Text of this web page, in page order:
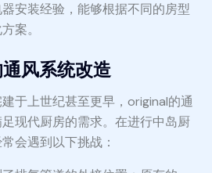
安装经验，能够根据不同的房型
案。
风系统改造
于上世纪甚至更早，original的通
现代厨房的需求。在进行中岛厨
会遇到以下挑战：